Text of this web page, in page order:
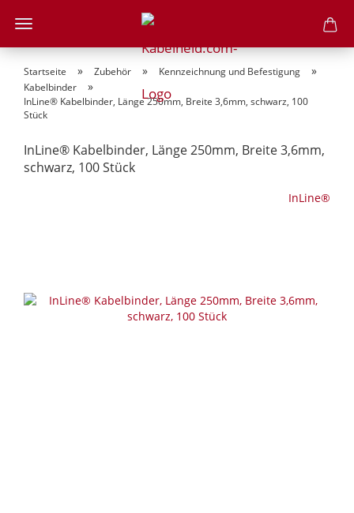
Startseite » Zubehör » Kennzeichnung und Befestigung »
Kabelbinder »
InLine® Kabelbinder, Länge 250mm, Breite 3,6mm, schwarz, 100
Stück
InLine® Kabelbinder, Länge 250mm, Breite 3,6mm,
schwarz, 100 Stück
InLine®